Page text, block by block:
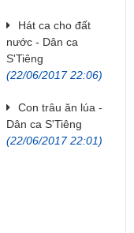
Hát ca cho đất
nước - Dân ca
S'Tiêng
(22/06/2017 22:06)
Con trâu ăn lúa -
Dân ca S'Tiêng
(22/06/2017 22:01)